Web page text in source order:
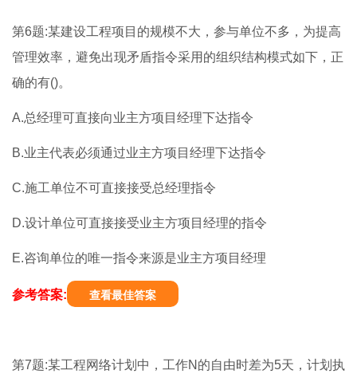
第6题:某建设工程项目的规模不大，参与单位不多，为提高
管理效率，避免出现矛盾指令采用的组织结构模式如下，正
确的有()。
A.总经理可直接向业主方项目经理下达指令
B.业主代表必须通过业主方项目经理下达指令
C.施工单位不可直接接受总经理指令
D.设计单位可直接接受业主方项目经理的指令
E.咨询单位的唯一指令来源是业主方项目经理
参考答案: 查看最佳答案
第7题:某工程网络计划中，工作N的自由时差为5天，计划执